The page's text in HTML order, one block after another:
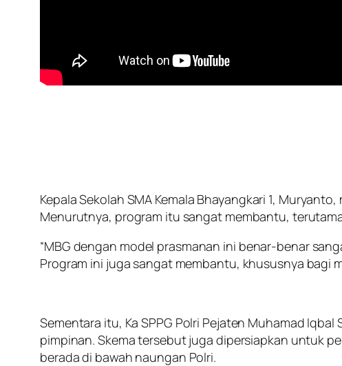
Kepala Sekolah SMA Kemala Bhayangkari 1,
Menurutnya, program itu sangat membantu,
“MBG dengan model prasmanan ini benar-benar
Program ini juga sangat membantu, khususnya bagi
Sementara itu, Ka SPPG Polri Pejaten Muhamad
pimpinan. Skema tersebut juga dipersiapkan untuk
berada di bawah naungan Polri.